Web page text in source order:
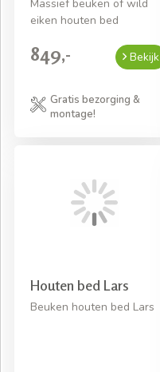
Massief beuken of wild
eiken houten bed
849,- Bekijk
Gratis bezorging &
montage!
Houten bed Lars
Beuken houten bed Lars